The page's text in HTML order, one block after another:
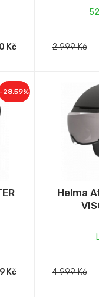
Kč 2 999 Kč
-28.59%
Kč
Helma
4 999 Kč